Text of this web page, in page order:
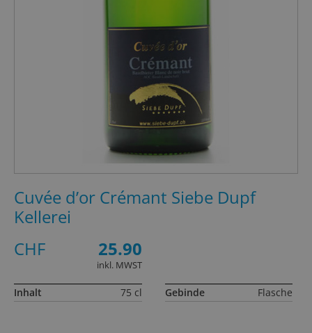
Cuvée d’or Crémant Siebe Dupf
Kellerei
CHF
25.90
inkl. MWST
Inhalt 75 cl Gebinde Flasche